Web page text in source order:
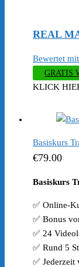
REAL
Bewertet mit
GRATIS
KLICK
Basiskurs
€79.00
Basiskurs
✅ Online-
✅ Bonus
✅ 24
✅ Rund 5
✅